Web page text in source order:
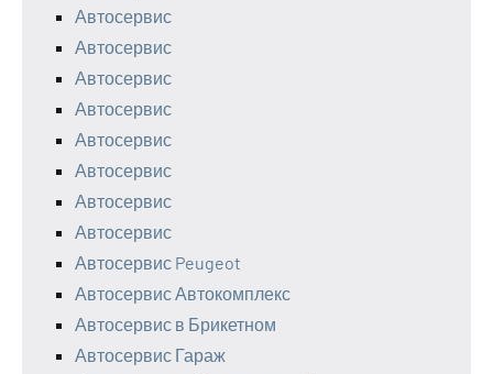
Автосервис
Автосервис
Автосервис
Автосервис
Автосервис
Автосервис
Автосервис
Автосервис
Автосервис Peugeot
Автосервис Автокомплекс
Автосервис в Брикетном
Автосервис Гараж